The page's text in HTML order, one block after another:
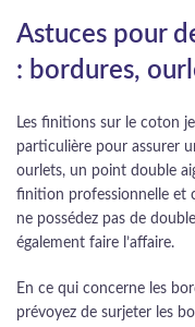
Astuces pour
: bordures,
Les finitions sur le coton
particulière pour assurer
ourlets, un point double
finition professionnelle et
ne possédez pas de
également faire l’affaire.
En ce qui concerne les
prévoyez de surjeter les